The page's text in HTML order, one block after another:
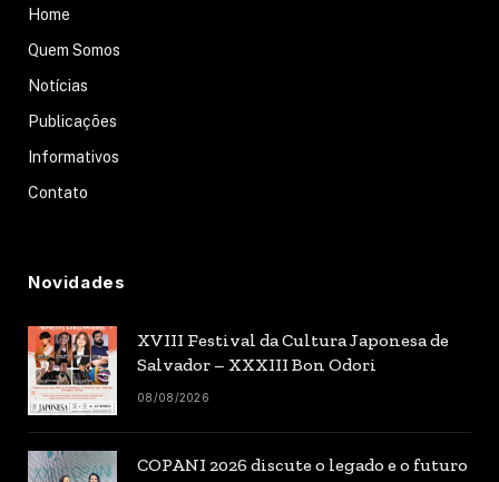
Home
Quem Somos
Notícias
Publicações
Informativos
Contato
Novidades
XVIII Festival da Cultura Japonesa de
Salvador – XXXIII Bon Odori
08/08/2026
COPANI 2026 discute o legado e o futuro